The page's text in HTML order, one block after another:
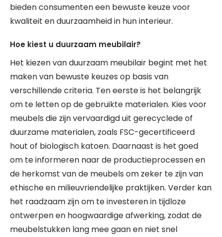
bieden consumenten een bewuste keuze voor
kwaliteit en duurzaamheid in hun interieur.
Hoe kiest u duurzaam meubilair?
Het kiezen van duurzaam meubilair begint met het
maken van bewuste keuzes op basis van
verschillende criteria. Ten eerste is het belangrijk
om te letten op de gebruikte materialen. Kies voor
meubels die zijn vervaardigd uit gerecyclede of
duurzame materialen, zoals FSC-gecertificeerd
hout of biologisch katoen. Daarnaast is het goed
om te informeren naar de productieprocessen en
de herkomst van de meubels om zeker te zijn van
ethische en milieuvriendelijke praktijken. Verder kan
het raadzaam zijn om te investeren in tijdloze
ontwerpen en hoogwaardige afwerking, zodat de
meubelstukken lang mee gaan en niet snel